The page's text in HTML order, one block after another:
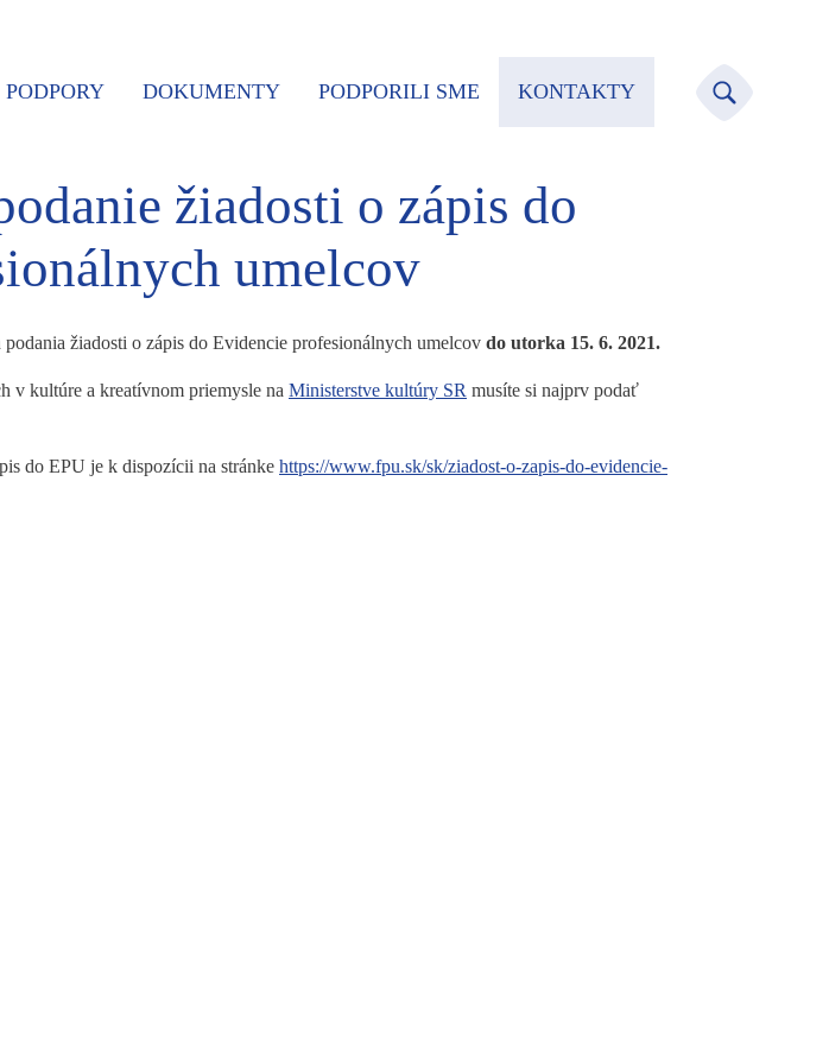
DOKUMENTY PODPORILI SME KONTAKTY
žiadosti o zápis do
umelcov
žiadosti o zápis do Evidencie profesionálnych umelcov do utorka 15. 6. 2021.
v kultúre a kreatívnom priemysle na Ministerstve kultúry SR musíte si najprv podať
do EPU je k dispozícii na stránke https://www.fpu.sk/sk/ziadost-o-zapis-do-evidencie-